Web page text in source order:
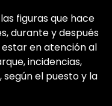
figuras que hace
durante y después
en atención al
incidencias,
el puesto y la